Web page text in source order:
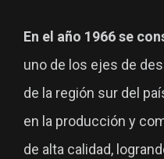
En el año 1966 se
uno de los ejes de
de la región sur del
en la producción y
de alta calidad,